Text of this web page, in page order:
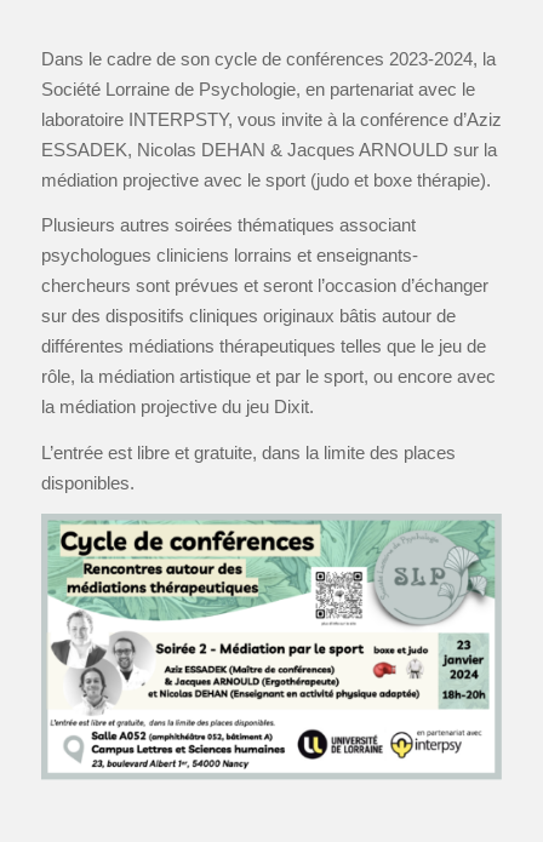
Dans le cadre de son cycle de conférences 2023-2024, la
Société Lorraine de Psychologie, en partenariat avec le
laboratoire INTERPSTY, vous invite à la conférence d’Aziz
ESSADEK, Nicolas DEHAN & Jacques ARNOULD sur la
médiation projective avec le sport (judo et boxe thérapie).
Plusieurs autres soirées thématiques associant
psychologues cliniciens lorrains et enseignants-
chercheurs sont prévues et seront l’occasion d’échanger
sur des dispositifs cliniques originaux bâtis autour de
différentes médiations thérapeutiques telles que le jeu de
rôle, la médiation artistique et par le sport, ou encore avec
la médiation projective du jeu Dixit.
L’entrée est libre et gratuite, dans la limite des places
disponibles.